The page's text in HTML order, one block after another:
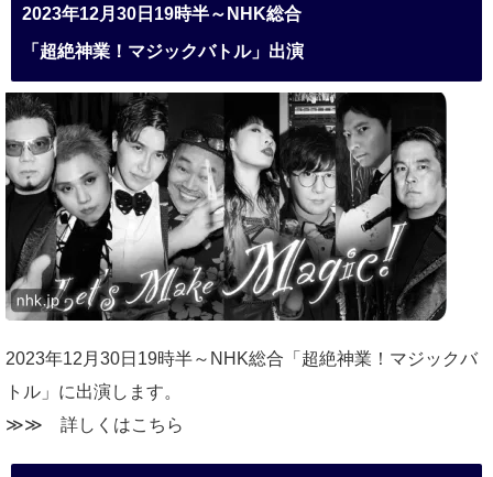
2023年12月30日19時半～NHK総合
「超絶神業！マジックバトル」出演
2023年12月30日19時半～NHK総合「超絶神業！マジックバ
トル」に出演します。
≫≫ 詳しくはこちら